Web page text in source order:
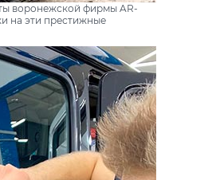
воронежской фирмы AR-
на эти престижные